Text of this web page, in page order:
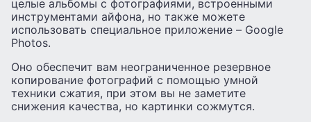
целые альбомы с фотографиями, встроенными
инструментами айфона, но также можете
использовать специальное приложение – Google
Photos.
Оно обеспечит вам неограниченное резервное
копирование фотографий с помощью умной
техники сжатия, при этом вы не заметите
снижения качества, но картинки сожмутся.